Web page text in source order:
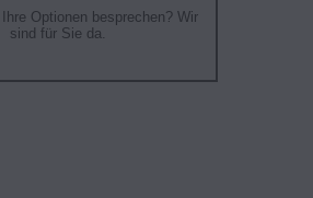
Optionen besprechen? Wir
sind für Sie da.